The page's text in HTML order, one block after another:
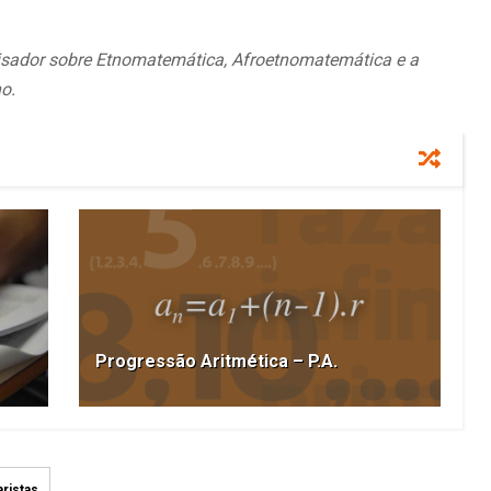
sobre Etnomatemática, Afroetnomatemática e a
Progressão Aritmética – P.A.